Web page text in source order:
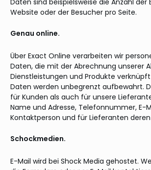
Daten sind beispielsweise die Anzahl der
Website oder der Besucher pro Seite.
Genau online.
Über Exact Online verarbeiten wir
Daten, die mit der Abrechnung unserer
Dienstleistungen und Produkte verknüpft
Daten werden unbegrenzt aufbewahrt.
für Kunden als auch für unsere
Name und Adresse, Telefonnummer, E-
Kontaktperson und für Lieferanten deren
Schockmedien.
E-Mail wird bei Shock Media gehostet.